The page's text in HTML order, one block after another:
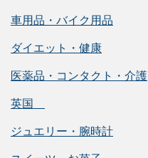
車用品・バイク用品
ダイエット・健康
医薬品・コンタクト・介護
英国
ジュエリー・腕時計